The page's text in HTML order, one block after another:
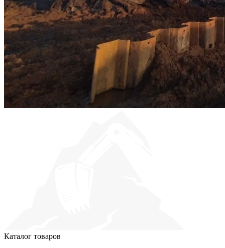
Каталог товаров